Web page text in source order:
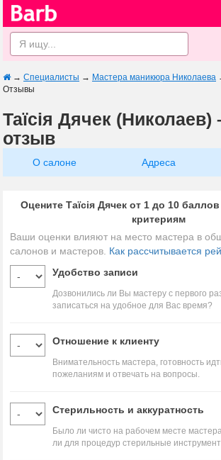
→ Специалисты → Мастера маникюра Николаева
Отзывы
Таїсія Дячек
отзыв
О салоне Адреса
Оцените Таїсія Дячек от 1 до 10
критериям
Ваши оценки влияют на место мастера в
салонов и мастеров. Как рассчитывается
Удобство записи
Дозвонились ли Вы мастеру с первого
записаться на удобное для Вас время?
Отношение к клиенту
Внимательность мастера, готовность
пожеланиям и отвечать на вопросы.
Стерильность и аккуратность
Было ли чисто на рабочем месте
ли для процедур стерильные